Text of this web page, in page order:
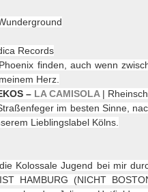
Records
finden, auch wenn
Herz.
– LA CAMISOLA |
im besten Sinne,
Lieblingslabel Kölns.
Kolossale Jugend bei mir
HAMBURG (NICHT